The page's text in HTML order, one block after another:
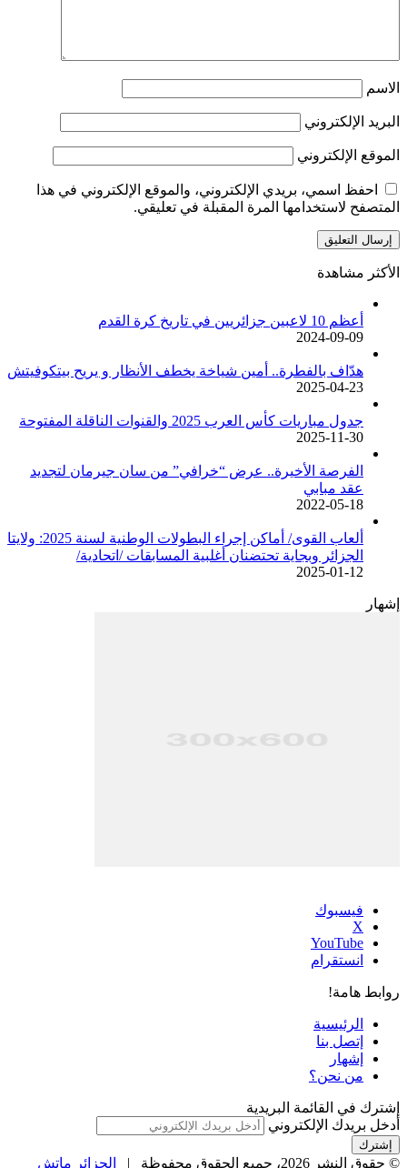
الاسم
البريد الإلكتروني
الموقع الإلكتروني
احفظ اسمي، بريدي الإلكتروني، والموقع الإلكتروني في هذا
المتصفح لاستخدامها المرة المقبلة في تعليقي.
الأكثر مشاهدة
أعظم 10 لاعبين جزائريين في تاريخ كرة القدم
2024-09-09
هدّاف بالفطرة.. أمين شياخة يخطف الأنظار و يريح بيتكوفيتش
2025-04-23
جدول مباريات كأس العرب 2025 والقنوات الناقلة المفتوحة
2025-11-30
الفرصة الأخيرة.. عرض “خرافي” من سان جيرمان لتجديد
عقد مبابي
2022-05-18
ألعاب القوى/ أماكن إجراء البطولات الوطنية لسنة 2025: ولايتا
الجزائر وبجاية تحتضنان أغلبية المسابقات /اتحادية/
2025-01-12
إشهار
فيسبوك
‫X
‫YouTube
انستقرام
روابط هامة!
الرئيسية
إتصل بنا
إشهار
من نحن؟
إشترك في القائمة البريدية
أدخل بريدك الإلكتروني
© حقوق النشر 2026، جميع الحقوق محفوظة | الجزائر ماتش